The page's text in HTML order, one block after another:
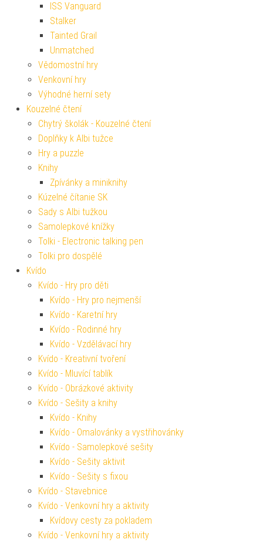
ISS Vanguard
Stalker
Tainted Grail
Unmatched
Vědomostní hry
Venkovní hry
Výhodné herní sety
Kouzelné čtení
Chytrý školák - Kouzelné čtení
Doplňky k Albi tužce
Hry a puzzle
Knihy
Zpívánky a miniknihy
Kúzelné čítanie SK
Sady s Albi tužkou
Samolepkové knížky
Tolki - Electronic talking pen
Tolki pro dospělé
Kvído
Kvído - Hry pro děti
Kvído - Hry pro nejmenší
Kvído - Karetní hry
Kvído - Rodinné hry
Kvído - Vzdělávací hry
Kvído - Kreativní tvoření
Kvído - Mluvící tablík
Kvído - Obrázkové aktivity
Kvído - Sešity a knihy
Kvído - Knihy
Kvído - Omalovánky a vystřihovánky
Kvído - Samolepkové sešity
Kvído - Sešity aktivit
Kvído - Sešity s fixou
Kvído - Stavebnice
Kvído - Venkovní hry a aktivity
Kvídovy cesty za pokladem
Kvído - Venkovní hry a aktivity